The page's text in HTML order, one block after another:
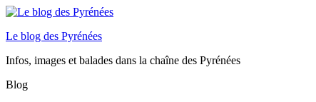
Le blog des Pyrénées
Infos, images et balades dans la chaîne des Pyrénées
Blog